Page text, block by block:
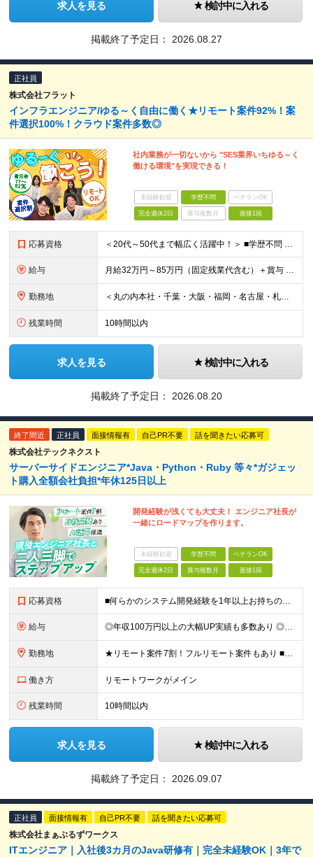
求人を見る 検討中に入れる
掲載終了予定日： 2026.08.27
正社員
株式会社フラット
インフラエンジニア/ゆる～く自由に働く★リモート案件92%！案
件選択100%！クラウド案件多数◎
社内業務が一切ないから "SES業界いちゆる～く
働ける環境"を実現できる！
未経験歓迎 学歴不問 ベテランOK
完全週休2日 賞与複数月 面接1回
応募資格 ＜20代～50代まで幅広く活躍中！＞ ■学歴不問 ■インフラエンジニアとして6ヶ月以上の経験がある方 ＜以下のような方を歓迎します＞ ◇ゆる～く自由に働ける職場を探している方 ◇面倒な社内業務のな
給与 月給32万円～85万円（固定残業代含む）＋賞与 ※上記月給には月40時間分の一律の固定残業代（月7万6,200円～20万2,400円）が含まれます。超過分は別途全額支給します。 ※給与は経験・能力を
勤務地 ＜丸の内本社・千葉・大阪・福岡・名古屋・札幌のオフィスまたは首都圏近郊のプロジェクト先＞ ※転勤はありません ※勤務地はあなたの希望を最大限考慮します ※リモートワークもご相談下さい ■丸の内本社
残業時間 10時間以内
求人を見る 検討中に入れる
掲載終了予定日： 2026.08.20
終了間近 正社員 面接情報有 自己PR不要 話を聞きたい応募可
株式会社テックネクスト
サーバーサイドエンジニア*Java・Python・Ruby 等々*ガジェッ
ト購入全額会社負担*年休125日以上
開発経験が浅くても大丈夫！ エンジニア社長が
一緒にロードマップを作ります。
未経験歓迎 学歴不問 ベテランOK
完全週休2日 賞与複数月 面接1回
応募資格 ■何らかのシステム開発経験を1年以上お持ちの方 ┗言語や担当フェーズは一切不問です。 また、ローコード開発やRPA開発、SaaSカスタマイズのみでも大歓迎です！ ■学歴不問 ＼こんな方にピッタリの
給与 ◎年収100万円以上の大幅UP実績も多数あり ◎「年俸制」または「月給制（賞与あり）」から選択可能 ◎前職給与や本人の希望を最大限に考慮して決定 ＼選べる2つの給与形態／ あなたのライフスタイルや将
勤務地 ★リモート案件7割！フルリモート案件もあり ■東京、神奈川、千葉、埼玉、大阪、京都、兵庫の各プロジェクト先、またはテレワーク（リモートワーク） ※転居を伴う転勤はありません。 ※お住まいの地域や希望を
働き方 リモートワークがメイン
残業時間 10時間以内
求人を見る 検討中に入れる
掲載終了予定日： 2026.09.07
正社員 面接情報有 自己PR不要 話を聞きたい応募可
株式会社まぁぶるずワークス
ITエンジニア｜入社後3カ月のJava研修有｜完全未経験OK｜3年で